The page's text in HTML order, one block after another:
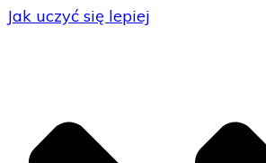
Jak uczyć się lepiej